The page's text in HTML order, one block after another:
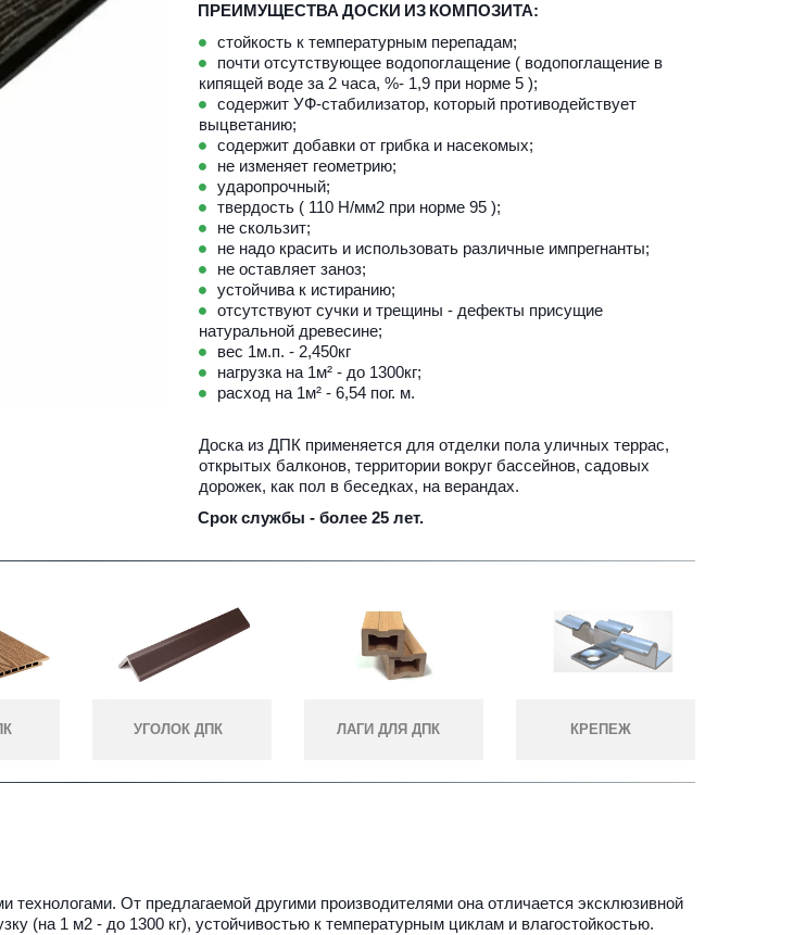
ПРЕИМУЩЕСТВА ДОСКИ ИЗ КОМПОЗИТА:
стойкость к температурным перепадам;
почти отсутствующее водопоглащение ( водопоглащение в
кипящей воде за 2 часа, %- 1,9 при норме 5 );
содержит УФ-стабилизатор, который противодействует
выцветанию;
содержит добавки от грибка и насекомых;
не изменяет геометрию;
ударопрочный;
твердость ( 110 Н/мм2 при норме 95 );
не скользит;
не надо красить и использовать различные импрегнанты;
не оставляет заноз;
устойчива к истиранию;
отсутствуют сучки и трещины - дефекты присущие
натуральной древесине;
вес 1м.п. - 2,450кг
нагрузка на 1м² - до 1300кг;
расход на 1м² - 6,54 пог. м.
Доска из ДПК применяется для отделки пола уличных террас,
открытых балконов, территории вокруг бассейнов, садовых
дорожек, как пол в беседках, на верандах.
Срокслужбы - более 25 лет.
УГОЛОК ДПК ЛАГИ ДЛЯ ДПК КРЕПЕЖ
От предлагаемой другими производителями она отличается эксклюзивной
(на 1 м2 - до 1300 кг), устойчивостью к температурным циклам и влагостойкостью.